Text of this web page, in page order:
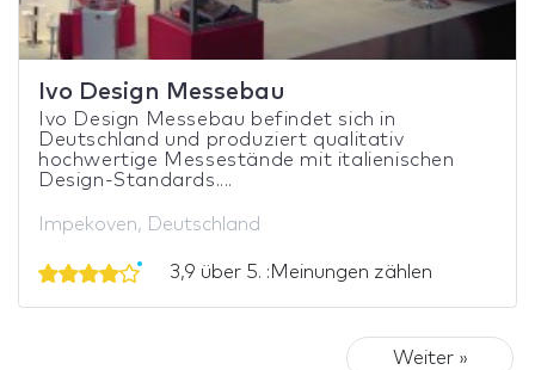
Ivo Design Messebau
Ivo Design Messebau befindet sich in
Deutschland und produziert qualitativ
hochwertige Messestände mit italienischen
Design-Standards....
Impekoven, Deutschland
3,9 über 5. :Meinungen zählen
Weiter »